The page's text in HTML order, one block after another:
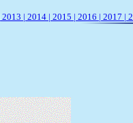
2013 | 2014 | 2015 | 2016 | 2017 |